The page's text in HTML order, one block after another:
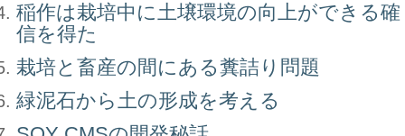
稲作は栽培中に土壌環境の向上ができる確
信を得た
栽培と畜産の間にある糞詰り問題
緑泥石から土の形成を考える